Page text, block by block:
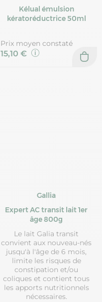
Kélual émulsion
kératoréductrice 50ml
Prix moyen constaté
15,10 €
Gallia
Expert AC transit lait 1er
âge 800g
Le lait Galia transit
convient aux nouveau-nés
jusqu'à l'âge de 6 mois,
limite les risques de
constipation et/ou
coliques et contient tous
les apports nutritionnels
nécessaires.